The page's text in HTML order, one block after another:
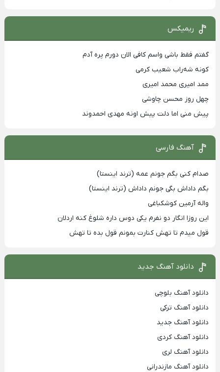
ریمیکس
گفتم فقط باشی واسم کافی الان دورم پره آدم
کونه شه‌راب شعیب کرمی
ممد امیری محمد امیری
چهل روز محسن چاوشی
پیش منی اما دلت پیش اونه مهدی احمدوند
آهنگ فارسی
صدام کنی بگم جونم عمه (ترند اینستا)
بگم داداش بگی جونم داداش (ترند اینستا)
واله آرمین کوشکباغی
این روزا انگار دو نفرم یکی دوس داره شلوغ کنه اردلان
قول میدم تا تهش کنارت بمونم قول بده تا تهش
دانلود آهنگ جدید
دانلود آهنگ بلوچی
دانلود آهنگ ترکی
دانلود آهنگ جدید
دانلود آهنگ کردی
دانلود آهنگ لری
دانلود آهنگ مازندرانی